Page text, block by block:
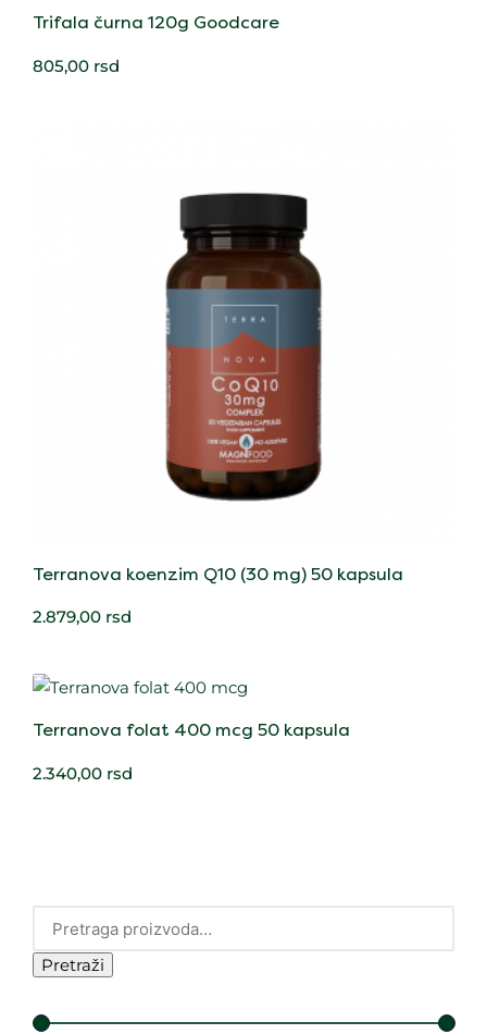
Trifala čurna 120g Goodcare
805,00 rsd
Terranova koenzim Q10 (30 mg) 50 kapsula
2.879,00 rsd
Terranova folat 400 mcg 50 kapsula
2.340,00 rsd
Pretraži